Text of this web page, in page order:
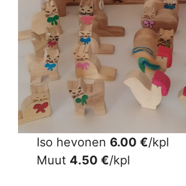
Iso hevonen 6.00 €/kpl
Muut 4.50 €/kpl